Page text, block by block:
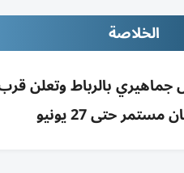
الخلاصة
لموازين بعد 9 سنوات بحفل جماهيري
حتى 27 يونيو